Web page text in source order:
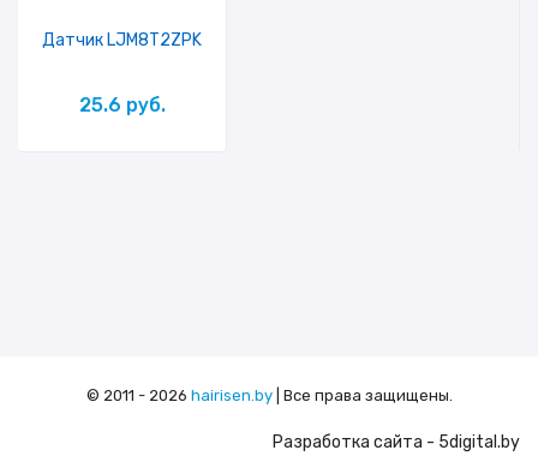
Датчик LJM8T2ZPK
25.6 руб.
© 2011 - 2026 hairisen.by| Все права защищены.
Разработка сайта - 5digital.by